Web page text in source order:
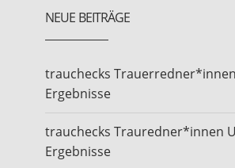
NEUE BEITRÄGE
trauchecks
Ergebnisse
trauchecks Trauredner*innen
Ergebnisse